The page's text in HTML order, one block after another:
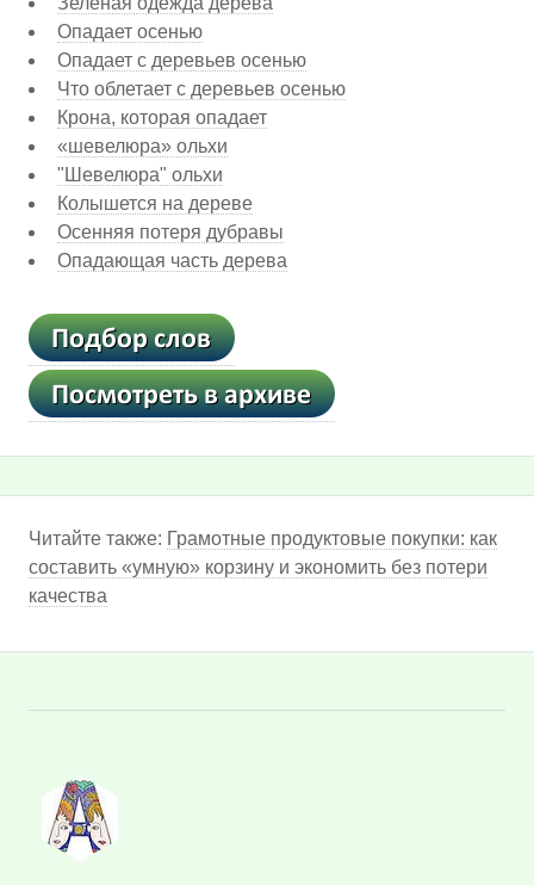
Опадает осенью
Опадает с деревьев осенью
Что облетает с деревьев осенью
Крона, которая опадает
«шевелюра» ольхи
"Шевелюра" ольхи
Колышется на дереве
Осенняя потеря дубравы
Опадающая часть дерева
Читайте также: Грамотные продуктовые покупки: как
составить «умную» корзину и экономить без потери
качества